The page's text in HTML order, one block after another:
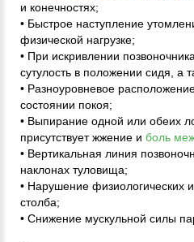
и конечностях;
• Быстрое наступление
физической нагрузке;
• При искривлении
сутулость в положении сидя, а
• Разноуровневое
состоянии покоя;
• Выпирание одной или обеих
присутствует жжение и боль
• Вертикальная линия
наклонах туловища;
• Нарушение физиологических
столба;
• Снижение мускульной силы